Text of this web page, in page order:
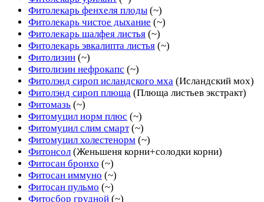
Фитолекарь фенхеля плоды (~)
Фитолекарь чистое дыхание (~)
Фитолекарь шалфея листья (~)
Фитолекарь эвкалипта листья (~)
Фитолизин (~)
Фитолизин нефрокапс (~)
Фитолэнд сироп исландского мха (Исландский мох)
Фитолэнд сироп плюща (Плюща листьев экстракт)
Фитомазь (~)
Фитомуцил норм плюс (~)
Фитомуцил слим смарт (~)
Фитомуцил холестенорм (~)
Фитонсол (Женьшеня корни+солодки корни)
Фитосан бронхо (~)
Фитосан иммуно (~)
Фитосан пульмо (~)
Фитосбор грудной (~)